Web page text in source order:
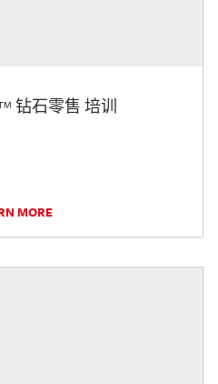
钻石零售 培训
MORE